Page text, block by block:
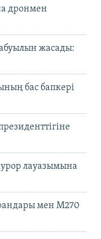
дронмен
жасады:
бас бапкері
лауазымына
мен M270